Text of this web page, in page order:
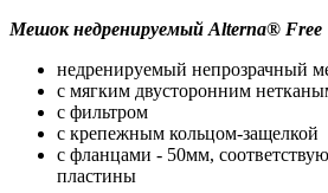
Мешок недренируемый Alterna® Free
недренируемый непрозрачный
с мягким двусторонним
с фильтром
с крепежным кольцом-защелкой
с фланцами - 50мм,
пластины